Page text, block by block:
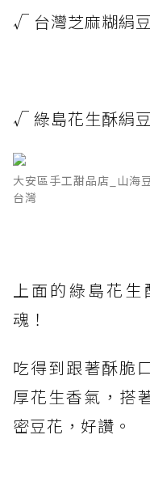
√ 台灣芝麻糊絹
√ 綠島花生酥絹
大安區手工甜品店_山海
台灣
上面的綠島花
魂！
吃得到跟著酥脆
厚花生香氣，搭
密豆花，好讚。